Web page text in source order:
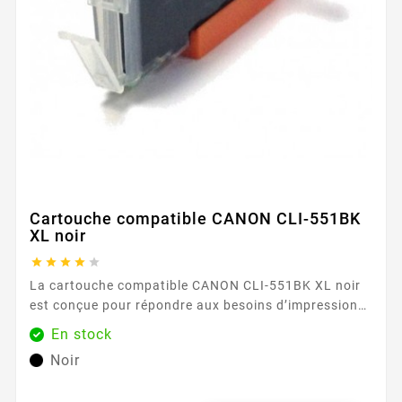
Cartouche compatible CANON CLI-551BK
XL noir
    
La cartouche compatible CANON CLI-551BK XL noir
est conçue pour répondre aux besoins d’impression
du quotidien, aussi bien au foyer qu’au bureau ou en
télétravail. Elle s’intègre dans les imprimantes
utilisant la série CANON PGI550/CLI551 et permet
En stock
Noir